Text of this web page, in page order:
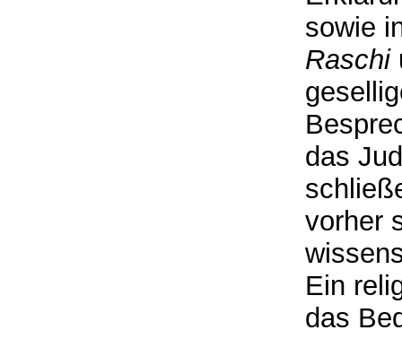
sowie
Raschi
das
vorher
Ein
das